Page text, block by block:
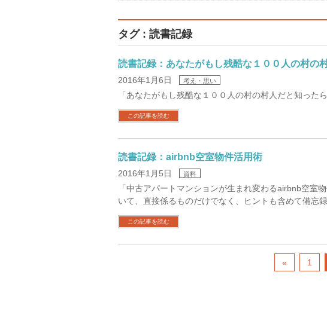
タグ : 読書記録
読書記録：あなたがもし残酷な１００人の村の
2016年1月6日 考え・思い
「あなたがもし残酷な１００人の村の村人だと知った
この記事を読む
読書記録：airbnb空室物件活用術
2016年1月5日 資料
「中古アパートマンションが生まれ変わるairbnb空室
いて、直接係るものだけでなく、ヒントも含めて備忘
この記事を読む
« 1